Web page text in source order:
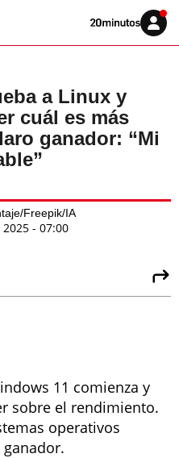
Volver
Iniciar
sesión
a Linux y
cuál es más
ganador: “Mi
Freepik/IA
- 07:00
11 comienza y
sobre el rendimiento.
operativos